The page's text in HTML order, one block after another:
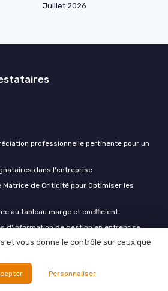
Juillet 2026
professionnelle pertinente pour un
dans l'entreprise
de Criticité pour Optimiser les
au tableau marge et coefficient
d'information de gestion en entreprise
chantiers à arbitrer dès août pour ne pas
et vous donne le contrôle sur ceux que
Personnaliser